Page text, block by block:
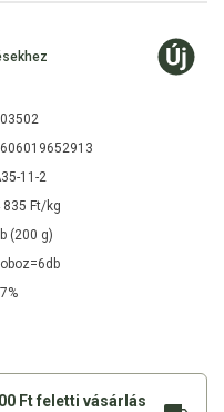
11-2
835 Ft/kg
(200 g)
Ft feletti vásárlás